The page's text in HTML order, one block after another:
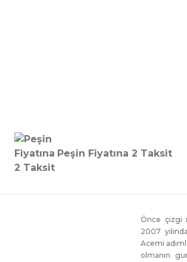
Peşin Fiyatına 2 Taksit
Önce çizgi
2007
Acemi
olmanın